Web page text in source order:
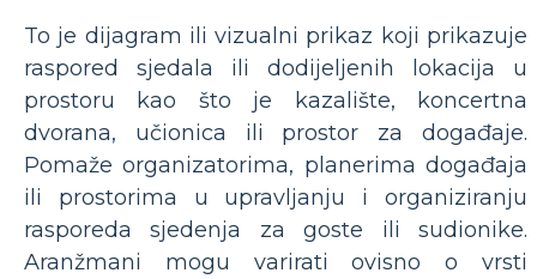
To je dijagram ili vizualni prikaz koji prikazuje
raspored sjedala ili dodijeljenih lokacija u
prostoru kao što je kazalište, koncertna
dvorana, učionica ili prostor za događaje.
Pomaže organizatorima, planerima događaja
ili prostorima u upravljanju i organiziranju
rasporeda sjedenja za goste ili sudionike.
Aranžmani mogu varirati ovisno o vrsti